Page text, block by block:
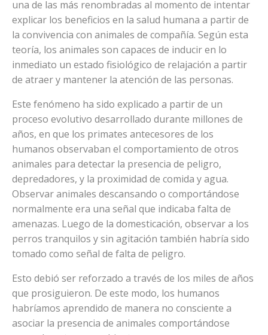
una de las más renombradas al momento de intentar
explicar los beneficios en la salud humana a partir de
la convivencia con animales de compañía. Según esta
teoría, los animales son capaces de inducir en lo
inmediato un estado fisiológico de relajación a partir
de atraer y mantener la atención de las personas.
Este fenómeno ha sido explicado a partir de un
proceso evolutivo desarrollado durante millones de
años, en que los primates antecesores de los
humanos observaban el comportamiento de otros
animales para detectar la presencia de peligro,
depredadores, y la proximidad de comida y agua.
Observar animales descansando o comportándose
normalmente era una señal que indicaba falta de
amenazas. Luego de la domesticación, observar a los
perros tranquilos y sin agitación también habría sido
tomado como señal de falta de peligro.
Esto debió ser reforzado a través de los miles de años
que prosiguieron. De este modo, los humanos
habríamos aprendido de manera no consciente a
asociar la presencia de animales comportándose